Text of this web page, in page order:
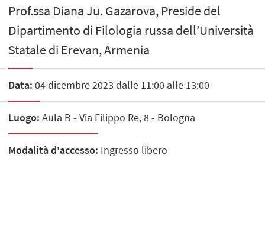
Prof.ssa Diana Ju. Gazarova, Preside del
Dipartimento di Filologia russa dell’Università
Statale di Erevan, Armenia
Data: 04 dicembre 2023 dalle 11:00 alle 13:00
Luogo: Aula B - Via Filippo Re, 8 - Bologna
Modalità d'accesso: Ingresso libero